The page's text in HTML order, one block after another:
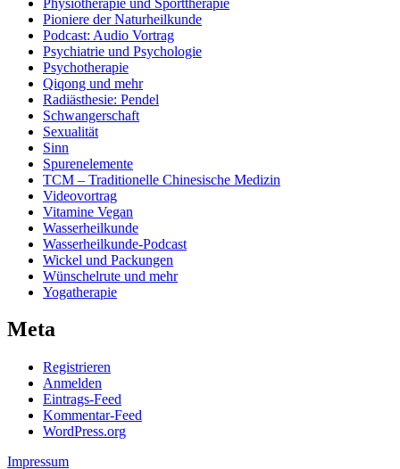
Pioniere der Naturheilkunde
Podcast: Audio Vortrag
Psychiatrie und Psychologie
Psychotherapie
Qiqong und mehr
Radiästhesie: Pendel
Schwangerschaft
Sexualität
Sinn
Spurenelemente
TCM – Traditionelle Chinesische Medizin
Videovortrag
Vitamine Vegan
Wasserheilkunde
Wasserheilkunde-Podcast
Wickel und Packungen
Wünschelrute und mehr
Yogatherapie
Meta
Registrieren
Anmelden
Eintrags-Feed
Kommentar-Feed
WordPress.org
Impressum